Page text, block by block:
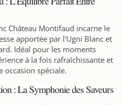
Château Montifaud incarne le
apportée par l'Ugni Blanc et
Idéal pour les moments
à la fois rafraîchissante et
spéciale.
: La Symphonie des Saveurs